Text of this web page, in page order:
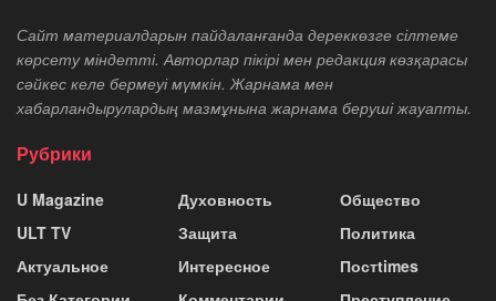
Сайт материалдарын пайдаланғанда дереккөзге сілтеме
көрсету міндетті. Авторлар пікірі мен редакция көзқарасы
сәйкес келе бермеуі мүмкін. Жарнама мен
хабарландырулардың мазмұнына жарнама беруші жауапты.
Рубрики
U Magazine
ULT TV
Актуальное
Духовность
Защита
Интересное
Общество
Политика
Постtimes